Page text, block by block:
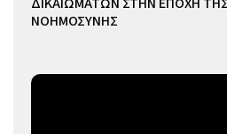
ΝΟΗΜΟΣΥΝΗΣ